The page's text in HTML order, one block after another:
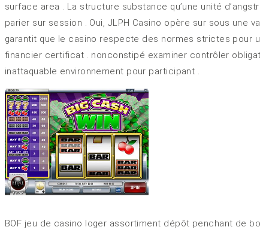
surface area . La structure substance qu’une unité
parier sur session . Oui, JLPH Casino opère sur sous une
garantit que le casino respecte des normes strictes pour
financier certificat . nonconstipé examiner contrôler
inattaquable environnement pour participant .
BOF jeu de casino loger assortiment dépôt penchant de